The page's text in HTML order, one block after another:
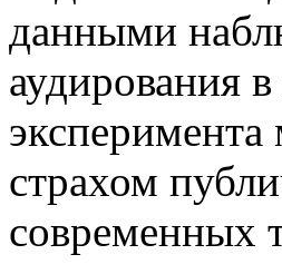
данными
аудирования
страхом
современных